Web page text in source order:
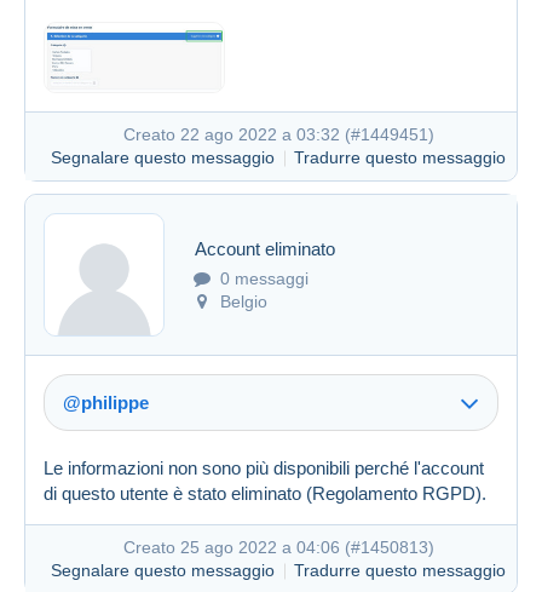
Creato 22 ago 2022 a 03:32 (#1449451)
Segnalare questo messaggio
Tradurre questo messaggio
Account eliminato
0 messaggi
Belgio
@philippe
Le informazioni non sono più disponibili perché l'account
di questo utente è stato eliminato (Regolamento RGPD).
Creato 25 ago 2022 a 04:06 (#1450813)
Segnalare questo messaggio
Tradurre questo messaggio